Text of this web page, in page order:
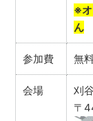
※オ
ん
参加費 無
会場
刈
〒